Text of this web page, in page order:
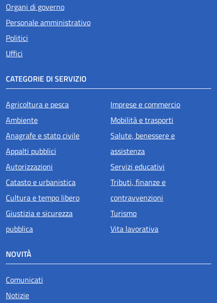
Organi di governo
Personale amministrativo
Politici
Uffici
CATEGORIE DI SERVIZIO
Agricoltura e pesca
Ambiente
Anagrafe e stato civile
Appalti pubblici
Autorizzazioni
Catasto e urbanistica
Cultura e tempo libero
Giustizia e sicurezza
pubblica
Imprese e commercio
Mobilità e trasporti
Salute, benessere e
assistenza
Servizi educativi
Tributi, finanze e
contravvenzioni
Turismo
Vita lavorativa
NOVITÀ
Comunicati
Notizie